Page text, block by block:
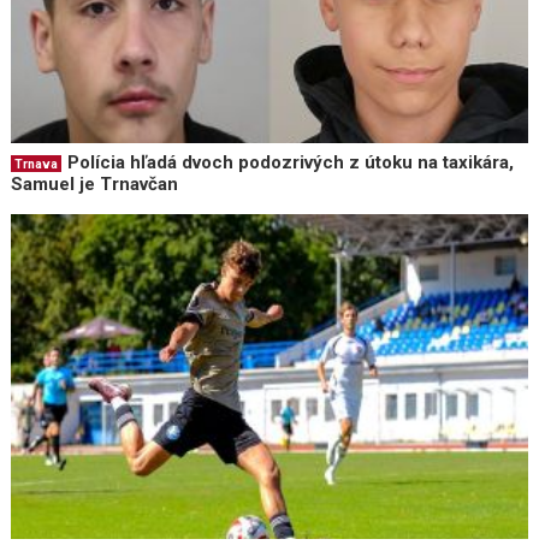
Trnava
Polícia hľadá dvoch podozrivých z útoku na taxikára,
Samuel je Trnavčan